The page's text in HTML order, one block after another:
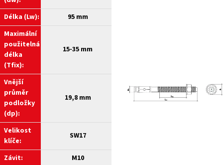
Délka (Lw):
95 mm
Maximální
použitelná
délka
(Tfix):
15-35 mm
Vnější
průměr
podložky
(dp):
19,8 mm
Velikost
klíče:
SW17
Závit: M10